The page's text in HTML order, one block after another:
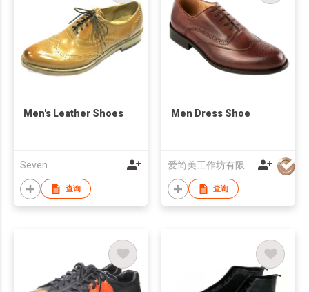
Men's Leather Shoes
Seven
查询
Men Dress Shoe
查询